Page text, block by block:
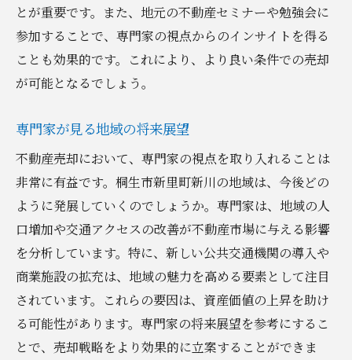
とが重要です。また、地元の不動産セミナーや勉強会に
参加することで、専門家の視点からのインサイトを得る
ことも効果的です。これにより、より良い条件での売却
が可能となるでしょう。
専門家が見る地域の将来展望
不動産売却において、専門家の視点を取り入れることは
非常に有益です。桐生市新里町新川の地域は、今後どの
ように発展していくのでしょうか。専門家は、地域の人
口増加や交通アクセスの改善が不動産市場に与える影響
を分析しています。特に、新しい公共交通機関の導入や
商業施設の拡充は、地域の魅力を高める要素として注目
されています。これらの要因は、資産価値の上昇を助け
る可能性があります。専門家の将来展望を参考にするこ
とで、売却戦略をより効果的に立案することができま